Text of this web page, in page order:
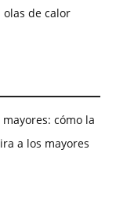
de calor
cómo la
a los mayores